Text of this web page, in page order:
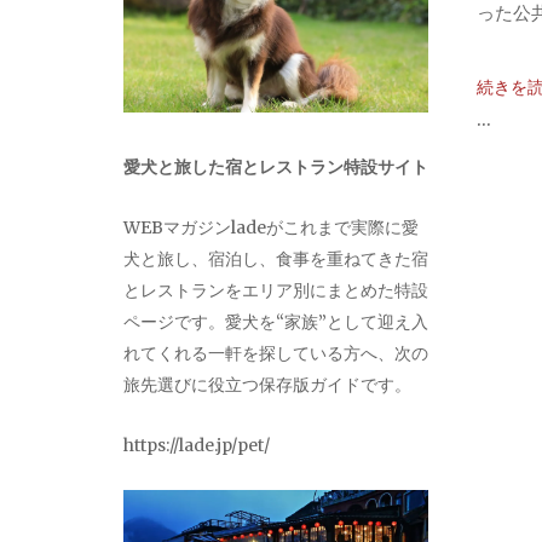
った公
続きを
...
愛犬と旅した宿とレストラン特設サイト
WEBマガジンladeがこれまで実際に愛
犬と旅し、宿泊し、食事を重ねてきた宿
とレストランをエリア別にまとめた特設
ページです。愛犬を“家族”として迎え入
れてくれる一軒を探している方へ、次の
旅先選びに役立つ保存版ガイドです。
https://lade.jp/pet/